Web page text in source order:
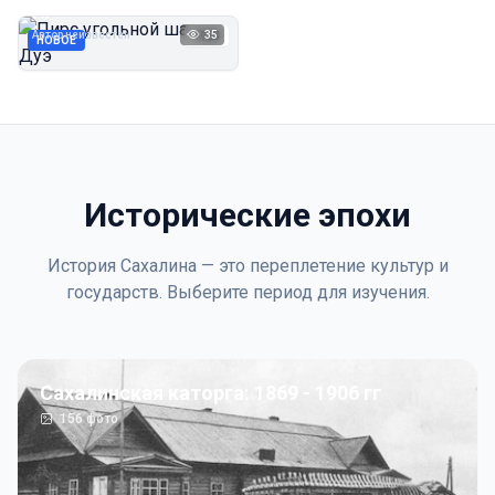
НОВОЕ 1923
Автор неизвестен 35
Исторические эпохи
История Сахалина — это переплетение культур и
государств. Выберите период для изучения.
Сахалинская каторга: 1869 - 1906 гг
156фото